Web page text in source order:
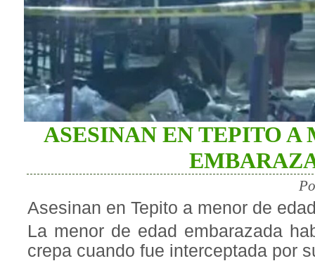
ASESINAN EN TEPITO A
Asesinan en Tepito a menor de
La menor de edad embarazada
crepa cuando fue interceptada por